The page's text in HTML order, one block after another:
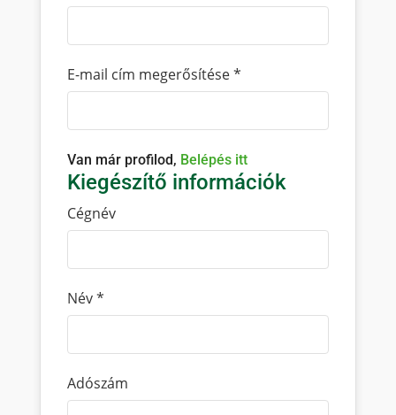
E-mail cím megerősítése*
Van már profilod, Belépés itt
Kiegészítő információk
Cégnév
Név*
Adószám